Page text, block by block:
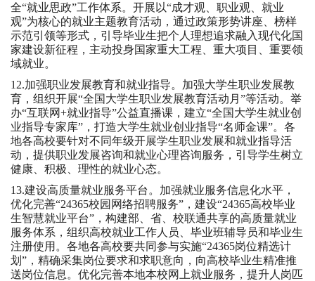
全“就业思政”工作体系。开展以“成才观、职业观、就业
观”为核心的就业主题教育活动，通过政策形势讲座、榜样
示范引领等形式，引导毕业生把个人理想追求融入现代化国
家建设新征程，主动投身国家重大工程、重大项目、重要领
域就业。
12.加强职业发展教育和就业指导。加强大学生职业发展教
育，组织开展“全国大学生职业发展教育活动月”等活动。举
办“互联网+就业指导”公益直播课，建立“全国大学生就业创
业指导专家库”，打造大学生就业创业指导“名师金课”。各
地各高校要针对不同年级开展学生职业发展和就业指导活
动，提供职业发展咨询和就业心理咨询服务，引导学生树立
健康、积极、理性的就业心态。
13.建设高质量就业服务平台。加强就业服务信息化水平，
优化完善“24365校园网络招聘服务”，建设“24365高校毕业
生智慧就业平台”，构建部、省、校联通共享的高质量就业
服务体系，组织高校就业工作人员、毕业班辅导员和毕业生
注册使用。各地各高校要共同参与实施“24365岗位精选计
划”，精确采集岗位要求和求职意向，向高校毕业生精准推
送岗位信息。优化完善本地本校网上就业服务，提升人岗匹